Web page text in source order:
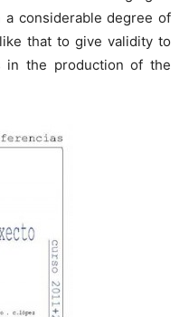
considerable degree of
that to give validity to
in the production of the